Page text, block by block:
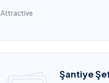
Attractive
Şantiye